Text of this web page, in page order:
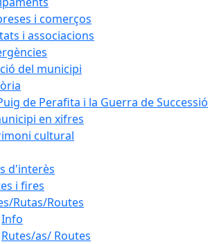
i comerços
i associacions
del municipi
de Perafita i la Guerra de Successió
en xifres
cultural
d'interès
i fires
Rutas/Routes
Info
Rutes/as/ Routes